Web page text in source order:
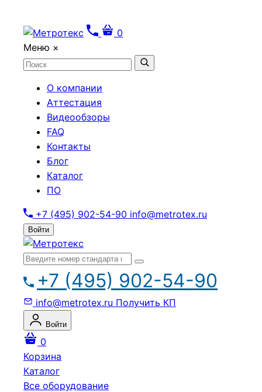
0
Меню ×
О компании
Аттестация
Видеообзоры
FAQ
Контакты
Блог
Каталог
ПО
+7 (495) 902-54-90 info@metrotex.ru
Войти
+7 (495) 902-54-90
info@metrotex.ru Получить КП
Войти
0
Корзина
Каталог
Все оборудование